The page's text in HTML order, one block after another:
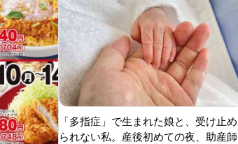
「多指症」で生まれた娘と、受け止め
られない私。産後初めての夜、助産師